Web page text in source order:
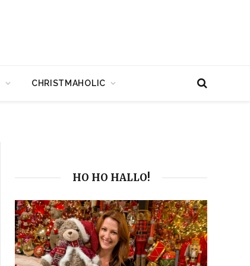
CHRISTMAHOLIC
HO HO HALLO!